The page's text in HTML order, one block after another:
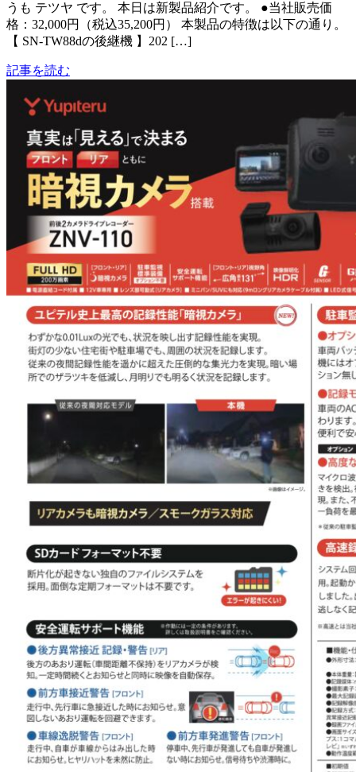
うも テツヤ です。 本日は新製品紹介です。 ●当社販売価
格：32,000円（税込35,200円） 本製品の特徴は以下の通り。
【 SN-TW88dの後継機 】202 […]
記事を読む